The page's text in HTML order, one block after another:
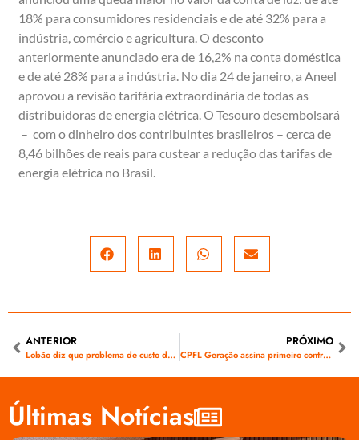
18% para consumidores residenciais e de até 32% para a
indústria, comércio e agricultura. O desconto
anteriormente anunciado era de 16,2% na conta doméstica
e de até 28% para a indústria. No dia 24 de janeiro, a Aneel
aprovou a revisão tarifária extraordinária de todas as
distribuidoras de energia elétrica. O Tesouro desembolsará
– com o dinheiro dos contribuintes brasileiros – cerca de
8,46 bilhões de reais para custear a redução das tarifas de
energia elétrica no Brasil.
ANTERIOR
Lobão diz que problema de custo de termelétricas deve ter solução na segunda-feira, 25
PRÓXIMO
CPFL Geração assina primeiro contrato de concessão no segmento de transmissão
Últimas Notícias